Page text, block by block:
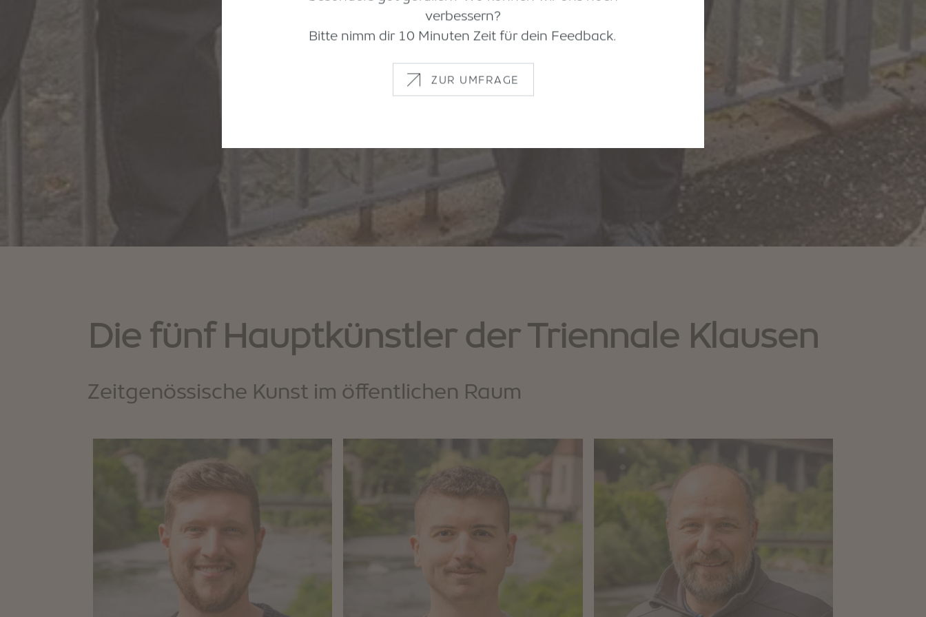
verbessern?
Bitte nimm dir 10 Minuten Zeit für dein Feedback.
ZUR UMFRAGE
Die fünf Hauptkünstler der Triennale Klausen
Zeitgenössische Kunst im öffentlichen Raum